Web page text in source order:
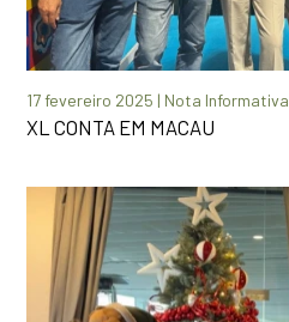
17 fevereiro 2025 | Nota Informativa
XL CONTA EM MACAU